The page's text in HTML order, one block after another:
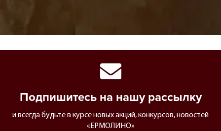
Подпишитесь на нашу рассылку
и всегда будьте в курсе новых акций, конкурсов, новостей
«ЕРМОЛИНО»